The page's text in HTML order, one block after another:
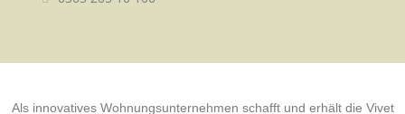
Als innovatives Wohnungsunternehmen schafft und erhält die Vivet